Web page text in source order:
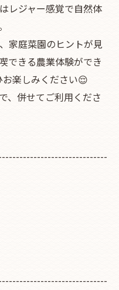
レジャー感覚で自然体
家庭菜園のヒントが見
できる農業体験ができ
楽しみください😌
、併せてご利用くださ